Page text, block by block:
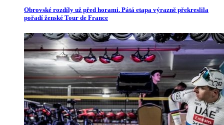
Obrovské rozdíly už před horami. Pátá etapa výrazně překreslila
pořadí ženské Tour de France